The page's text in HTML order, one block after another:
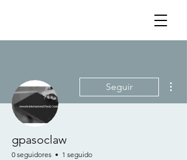
Seguir
gpasoclaw
0 seguidores 1 seguido